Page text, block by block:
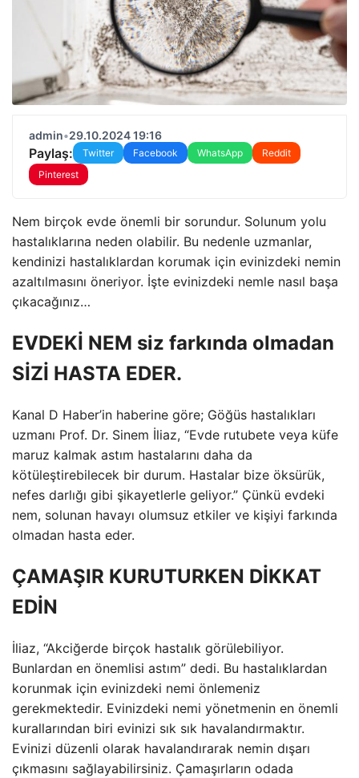
admin•29.10.2024 19:16
Paylaş: Twitter Facebook WhatsApp
Reddit
Pinterest
Nem birçok evde önemli bir sorundur. Solunum yolu
hastalıklarına neden olabilir. Bu nedenle uzmanlar,
kendinizi hastalıklardan korumak için evinizdeki nemin
azaltılmasını öneriyor. İşte evinizdeki nemle nasıl başa
çıkacağınız…
EVDEKİ NEM siz farkında olmadan
SİZİ HASTA EDER.
Kanal D Haber’in haberine göre; Göğüs hastalıkları
uzmanı Prof. Dr. Sinem İliaz, “Evde rutubete veya küfe
maruz kalmak astım hastalarını daha da
kötüleştirebilecek bir durum. Hastalar bize öksürük,
nefes darlığı gibi şikayetlerle geliyor.” Çünkü evdeki
nem, solunan havayı olumsuz etkiler ve kişiyi farkında
olmadan hasta eder.
ÇAMAŞIR KURUTURKEN DİKKAT
EDİN
İliaz, “Akciğerde birçok hastalık görülebiliyor.
Bunlardan en önemlisi astım” dedi. Bu hastalıklardan
korunmak için evinizdeki nemi önlemeniz
gerekmektedir. Evinizdeki nemi yönetmenin en önemli
kurallarından biri evinizi sık sık havalandırmaktır.
Evinizi düzenli olarak havalandırarak nemin dışarı
çıkmasını sağlayabilirsiniz. Çamaşırların odada